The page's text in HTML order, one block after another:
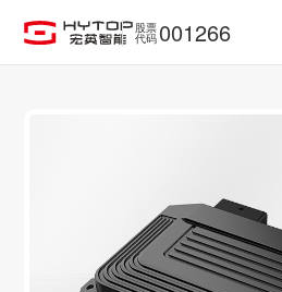
股票
代码 001266